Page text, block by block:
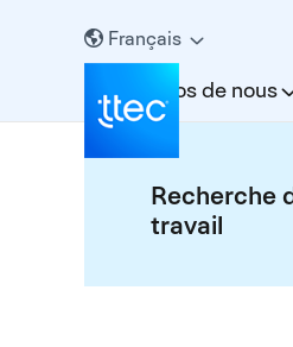
Français
À propos de nous
Recherche
travail